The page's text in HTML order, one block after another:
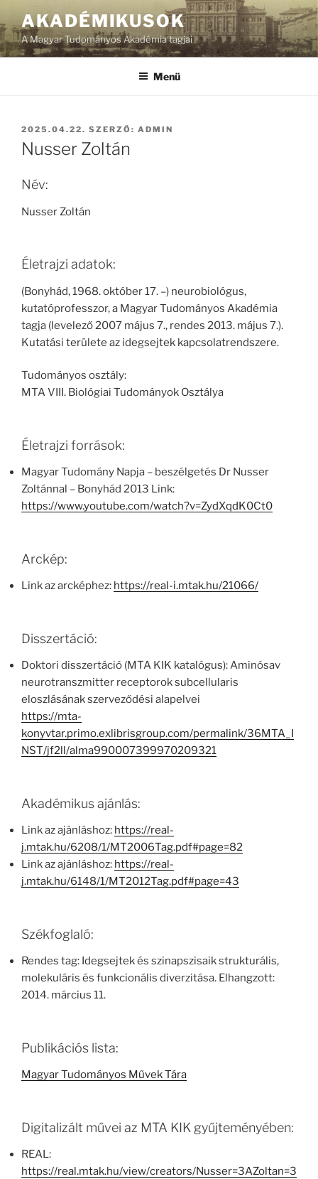
AKADÉMIKUSOK
A Magyar Tudományos Akadémia tagjai
Menü
BEKÜLDVE:
2025.04.22. SZERZŐ: ADMIN
Nusser Zoltán
Név:
Nusser Zoltán
Életrajzi adatok:
(Bonyhád, 1968. október 17. –) neurobiológus,
kutatóprofesszor, a Magyar Tudományos Akadémia
tagja (levelező 2007 május 7., rendes 2013. május 7.).
Kutatási területe az idegsejtek kapcsolatrendszere.
Tudományos osztály:
MTA VIII. Biológiai Tudományok Osztálya
Életrajzi források:
Magyar Tudomány Napja – beszélgetés Dr Nusser
Zoltánnal – Bonyhád 2013 Link:
https://www.youtube.com/watch?v=ZydXqdK0Ct0
Arckép:
Link az arcképhez: https://real-i.mtak.hu/21066/
Disszertáció:
Doktori disszertáció (MTA KIK katalógus): Aminósav
neurotranszmitter receptorok subcellularis
eloszlásának szerveződési alapelvei
https://mta-
konyvtar.primo.exlibrisgroup.com/permalink/36MTA_I
NST/jf2ll/alma990007399970209321
Akadémikus ajánlás:
Link az ajánláshoz: https://real-
j.mtak.hu/6208/1/MT2006Tag.pdf#page=82
Link az ajánláshoz: https://real-
j.mtak.hu/6148/1/MT2012Tag.pdf#page=43
Székfoglaló:
Rendes tag: Idegsejtek és szinapszisaik strukturális,
molekuláris és funkcionális diverzitása. Elhangzott:
2014. március 11.
Publikációs lista:
Magyar Tudományos Művek Tára
Digitalizált művei az MTA KIK gyűjteményében:
REAL:
https://real.mtak.hu/view/creators/Nusser=3AZoltan=3